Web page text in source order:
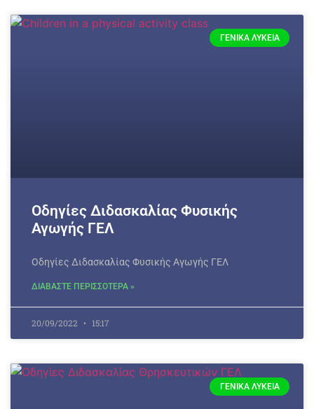
ΓΕΝΙΚΆ ΛΎΚΕΙΑ
Οδηγίες Διδασκαλίας Φυσικής
Αγωγής ΓΕΛ
Οδηγίες Διδασκαλίας Φυσικής Αγωγής ΓΕΛ
ΔΙΑΒΑΣΤΕ ΠΕΡΙΣΣΟΤΕΡΑ »
20/09/2022 15:17
ΓΕΝΙΚΆ ΛΎΚΕΙΑ